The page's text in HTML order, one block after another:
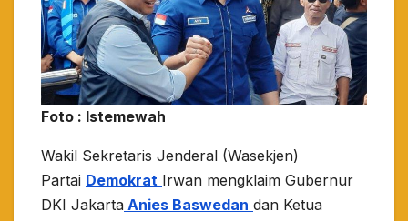
Foto : Istemewah
Wakil Sekretaris Jenderal (Wasekjen)
Partai Demokrat Irwan mengklaim Gubernur
DKI Jakarta Anies Baswedan dan Ketua